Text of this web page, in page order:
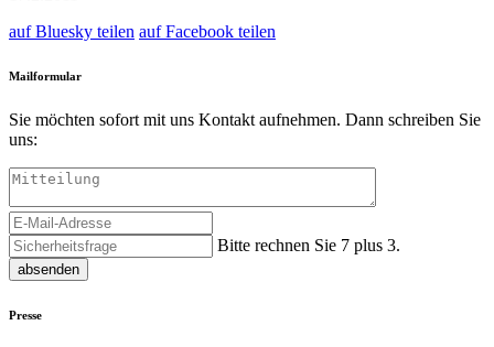
auf Bluesky teilen auf Facebook teilen
Mailformular
Sie möchten sofort mit uns Kontakt aufnehmen. Dann schreiben Sie
uns:
Bitte rechnen Sie 7 plus 3.
absenden
Presse